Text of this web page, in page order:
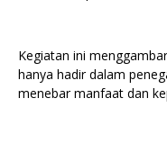
Kegiatan ini
hanya hadir dalam
menebar manfaat dan